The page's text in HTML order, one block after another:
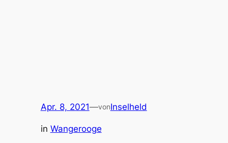
Apr. 8, 2021—vonInselheld
in Wangerooge